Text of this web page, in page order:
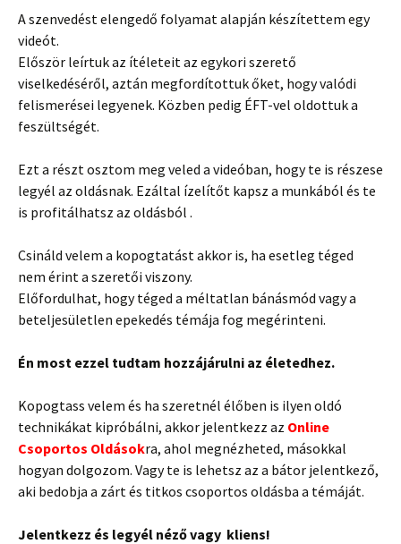
A szenvedést elengedő folyamat alapján készítettem egy
videót.
Először leírtuk az ítéleteit az egykori szerető
viselkedéséről, aztán megfordítottuk őket, hogy valódi
felismerései legyenek. Közben pedig ÉFT-vel oldottuk a
feszültségét.
Ezt a részt osztom meg veled a videóban, hogy te is részese
legyél az oldásnak. Ezáltal ízelítőt kapsz a munkából és te
is profitálhatsz az oldásból .
Csináld velem a kopogtatást akkor is, ha esetleg téged
nem érint a szeretői viszony.
Előfordulhat, hogy téged a méltatlan bánásmód vagy a
beteljesületlen epekedés témája fog megérinteni.
Én most ezzel tudtam hozzájárulni az életedhez.
Kopogtass velem és ha szeretnél élőben is ilyen oldó
technikákat kipróbálni, akkor jelentkezz az Online
Csoportos Oldásokra, ahol megnézheted, másokkal
hogyan dolgozom. Vagy te is lehetsz az a bátor jelentkező,
aki bedobja a zárt és titkos csoportos oldásba a témáját.
Jelentkezz és legyél néző vagy kliens!